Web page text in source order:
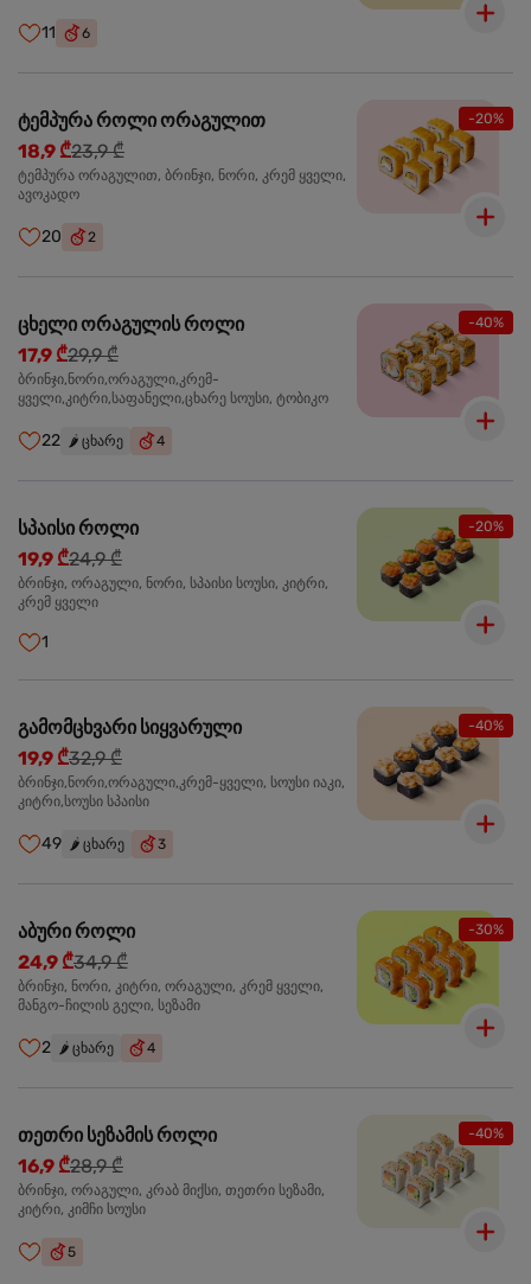
11 6
-20%
ტემპურა როლი ორაგულით
18,9 ₾23,9 ₾
ტემპურა ორაგულით, ბრინჯი, ნორი, კრემ ყველი,
ავოკადო
20 2
-40%
ცხელი ორაგულის როლი
17,9 ₾29,9 ₾
ბრინჯი,ნორი,ორაგული,კრემ-
ყველი,კიტრი,საფანელი,ცხარე სოუსი, ტობიკო
22 🌶️ ცხარე 4
-20%
სპაისი როლი
19,9 ₾24,9 ₾
ბრინჯი, ორაგული, ნორი, სპაისი სოუსი, კიტრი,
კრემ ყველი
1
-40%
გამომცხვარი სიყვარული
19,9 ₾32,9 ₾
ბრინჯი,ნორი,ორაგული,კრემ-ყველი, სოუსი იაკი,
კიტრი,სოუსი სპაისი
49 🌶️ ცხარე 3
-30%
აბური როლი
24,9 ₾34,9 ₾
ბრინჯი, ნორი, კიტრი, ორაგული, კრემ ყველი,
მანგო-ჩილის გელი, სეზამი
2 🌶️ ცხარე 4
-40%
თეთრი სეზამის როლი
16,9 ₾28,9 ₾
ბრინჯი, ორაგული, კრაბ მიქსი, თეთრი სეზამი,
კიტრი, კიმჩი სოუსი
5